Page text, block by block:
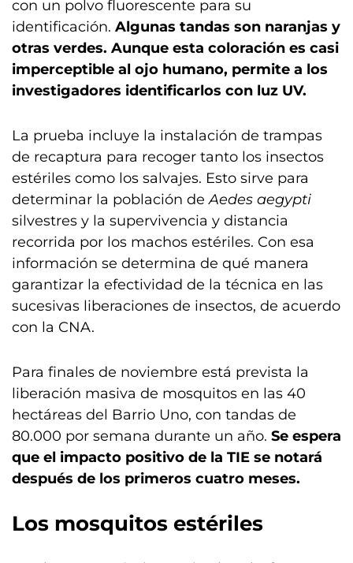
con un polvo fluorescente para su
identificación. Algunas tandas son naranjas y
otras verdes. Aunque esta coloración es casi
imperceptible al ojo humano, permite a los
investigadores identificarlos con luz UV.
La prueba incluye la instalación de trampas
de recaptura para recoger tanto los insectos
estériles como los salvajes. Esto sirve para
determinar la población deAedes aegypti
silvestres y la supervivencia y distancia
recorrida por los machos estériles. Con esa
información se determina de qué manera
garantizar la efectividad de la técnica en las
sucesivas liberaciones de insectos, de acuerdo
con la CNA.
Para finales de noviembre está prevista la
liberación masiva de mosquitos en las 40
hectáreas del Barrio Uno, con tandas de
80.000 por semana durante un año. Se espera
que el impacto positivo de la TIE se notará
después de los primeros cuatro meses.
Los mosquitos estériles